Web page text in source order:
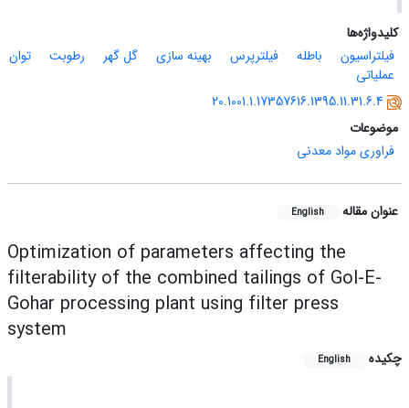
کلیدواژه‌ها
فیلتراسیون
باطله فیلترپرس بهینه سازی گل گهر رطوبت
توان
عملیاتی
20.1001.1.17357616.1395.11.31.6.4
موضوعات
فراوری مواد معدنی
عنوان مقاله English
Optimization of parameters affecting the
filterability of the combined tailings of Gol-E-
Gohar processing plant using filter press
system
چکیده English